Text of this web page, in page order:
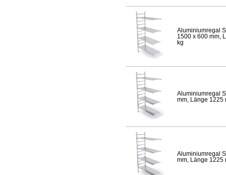
Aluminiumregal
1500 x 600 mm,
kg
Aluminiumregal
mm, Länge 1225
Aluminiumregal
mm, Länge 1225